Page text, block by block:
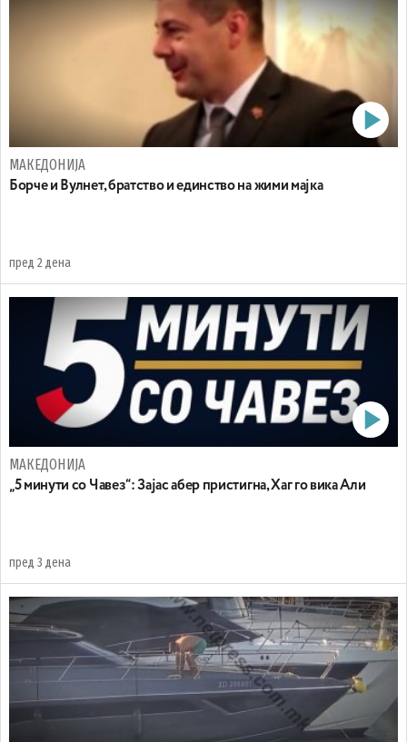
МАКЕДОНИЈА
Борче и Вулнет, братство и единство на жими мајка
пред 2 дена
МАКЕДОНИЈА
„5 минути со Чавез“: Зајас абер пристигна, Хаг го вика Али
пред 3 дена